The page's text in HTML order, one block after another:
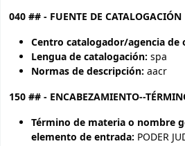
040 ## - FUENTE DE CATALOGACIÓN
Centro catalogador/agencia de
Lengua de catalogación: spa
Normas de descripción: aacr
150 ## - ENCABEZAMIENTO--
Término de materia o nombre
elemento de entrada: PODER